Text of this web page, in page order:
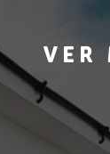
VER